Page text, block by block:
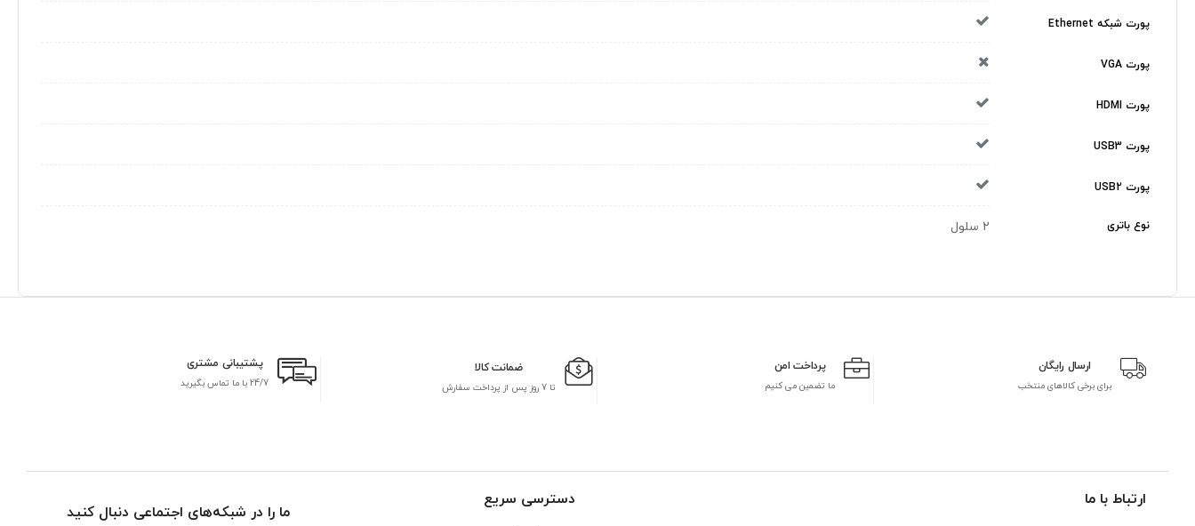
پورت شبکه Ethernet
پورت VGA
پورت HDMI
پورت USB3
پورت USB2
نوع باتری 2 سلول
ارسال رایگان
برای برخی کالاهای منتخب
پرداخت امن
ما تضمین می کنیم
ضمانت کالا
تا 7 روز پس از پرداخت سفارش
پشتیبانی مشتری
24/7 با ما تماس بگیرید
ارتباط با ما دسترسی سریع
ما را در شبکه‌های اجتماعی دنبال کنید